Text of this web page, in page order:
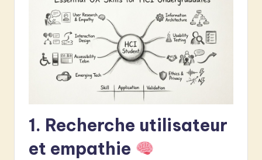
1. Recherche utilisateur
et empathie